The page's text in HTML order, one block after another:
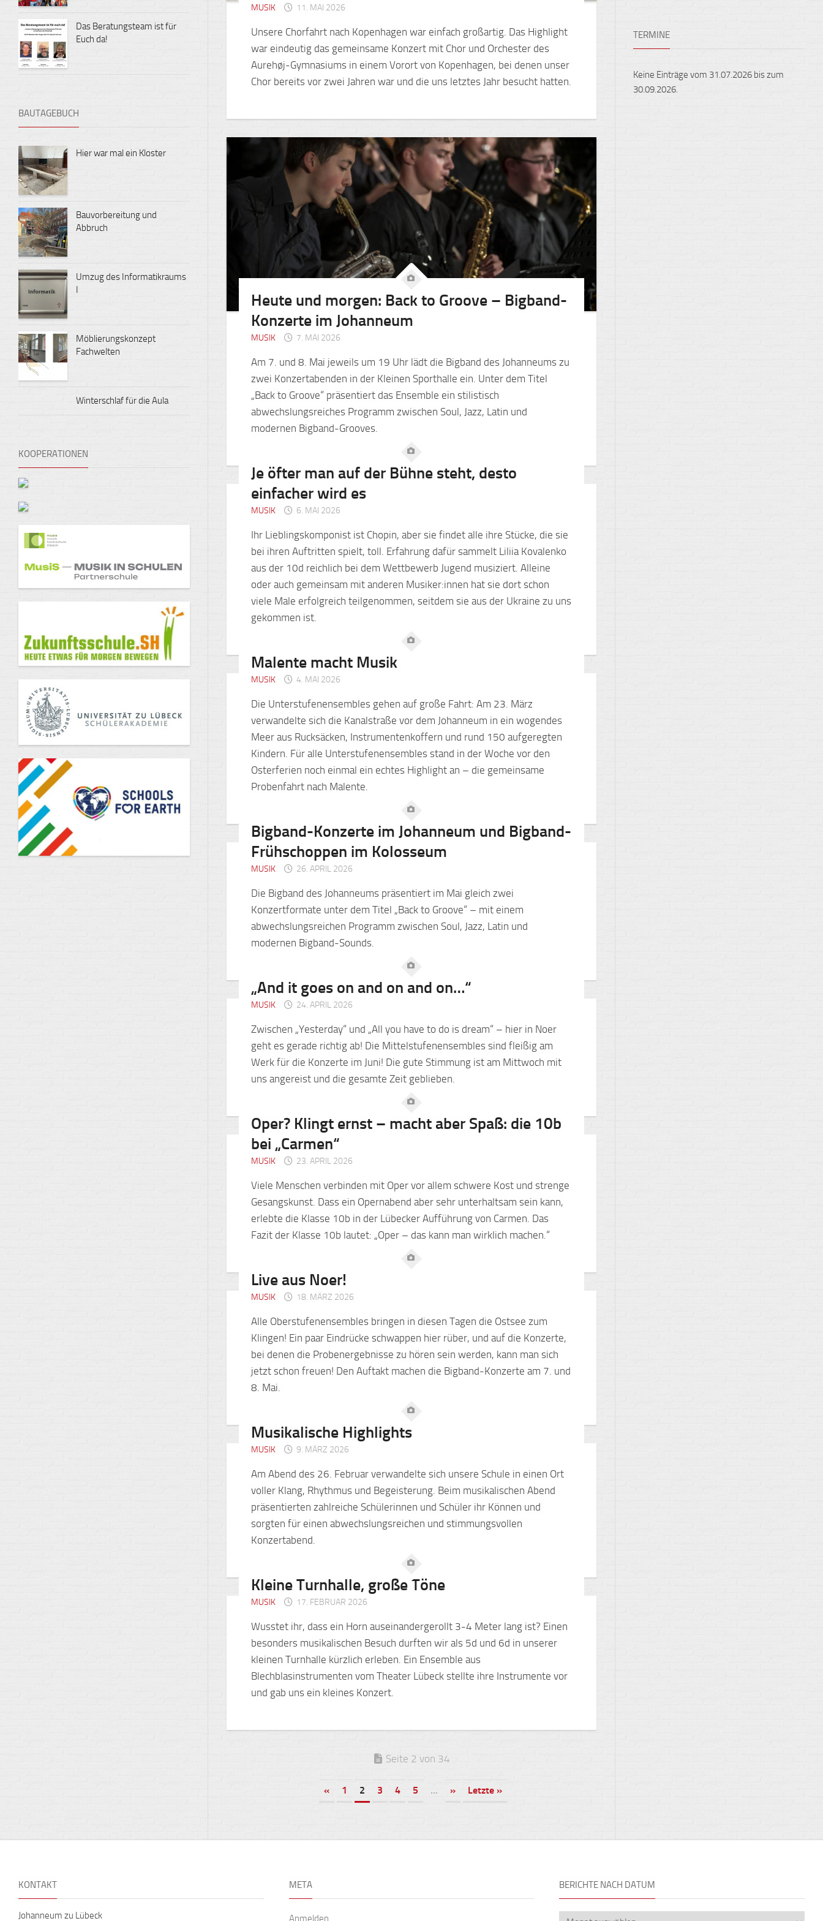
Orientierung
Feste,
Konzerte
Ausstellungen
MUSIK 11. MAI 2026
Unsere Chorfahrt nach Kopenhagen war einfach großartig. Das Highlight
war eindeutig das gemeinsame Konzert mit Chor und Orchester des
Aurehøj-Gymnasiums in einem Vorort von Kopenhagen, bei denen unser
Chor bereits vor zwei Jahren war und die uns letztes Jahr besucht hatten.
Heute und morgen: Back to Groove – Bigband-
Konzerte im Johanneum
MUSIK 7. MAI 2026
Am 7. und 8. Mai jeweils um 19 Uhr lädt die Bigband des Johanneums zu
zwei Konzertabenden in der Kleinen Sporthalle ein. Unter dem Titel
„Back to Groove“ präsentiert das Ensemble ein stilistisch
abwechslungsreiches Programm zwischen Soul, Jazz, Latin und
modernen Bigband-Grooves.
Je öfter man auf der Bühne steht, desto
einfacher wird es
MUSIK 6. MAI 2026
Ihr Lieblingskomponist ist Chopin, aber sie findet alle ihre Stücke, die sie
bei ihren Auftritten spielt, toll. Erfahrung dafür sammelt Liliia Kovalenko
aus der 10d reichlich bei dem Wettbewerb Jugend musiziert. Alleine
oder auch gemeinsam mit anderen Musiker:innen hat sie dort schon
viele Male erfolgreich teilgenommen, seitdem sie aus der Ukraine zu uns
gekommen ist.
Malente macht Musik
MUSIK 4. MAI 2026
Die Unterstufenensembles gehen auf große Fahrt: Am 23. März
verwandelte sich die Kanalstraße vor dem Johanneum in ein wogendes
Meer aus Rucksäcken, Instrumentenkoffern und rund 150 aufgeregten
Kindern. Für alle Unterstufenensembles stand in der Woche vor den
Osterferien noch einmal ein echtes Highlight an – die gemeinsame
Probenfahrt nach Malente.
Bigband-Konzerte im Johanneum und Bigband-
Frühschoppen im Kolosseum
MUSIK 26. APRIL 2026
Die Bigband des Johanneums präsentiert im Mai gleich zwei
Konzertformate unter dem Titel „Back to Groove“ – mit einem
abwechslungsreichen Programm zwischen Soul, Jazz, Latin und
modernen Bigband-Sounds.
„And it goes on and on and on…“
MUSIK 24. APRIL 2026
Zwischen „Yesterday“ und „All you have to do is dream“ – hier in Noer
geht es gerade richtig ab! Die Mittelstufenensembles sind fleißig am
Werk für die Konzerte im Juni! Die gute Stimmung ist am Mittwoch mit
uns angereist und die gesamte Zeit geblieben.
Oper? Klingt ernst – macht aber Spaß: die 10b
bei „Carmen“
MUSIK 23. APRIL 2026
Viele Menschen verbinden mit Oper vor allem schwere Kost und strenge
Gesangskunst. Dass ein Opernabend aber sehr unterhaltsam sein kann,
erlebte die Klasse 10b in der Lübecker Aufführung von Carmen. Das
Fazit der Klasse 10b lautet: „Oper – das kann man wirklich machen.“
Live aus Noer!
MUSIK 18. MÄRZ 2026
Alle Oberstufenensembles bringen in diesen Tagen die Ostsee zum
Klingen! Ein paar Eindrücke schwappen hier rüber, und auf die Konzerte,
bei denen die Probenergebnisse zu hören sein werden, kann man sich
jetzt schon freuen! Den Auftakt machen die Bigband-Konzerte am 7. und
8. Mai.
Musikalische Highlights
MUSIK 9. MÄRZ 2026
Am Abend des 26. Februar verwandelte sich unsere Schule in einen Ort
voller Klang, Rhythmus und Begeisterung. Beim musikalischen Abend
präsentierten zahlreiche Schülerinnen und Schüler ihr Können und
sorgten für einen abwechslungsreichen und stimmungsvollen
Konzertabend.
Kleine Turnhalle, große Töne
MUSIK 17. FEBRUAR 2026
Wusstet ihr, dass ein Horn auseinandergerollt 3-4 Meter lang ist? Einen
besonders musikalischen Besuch durften wir als 5d und 6d in unserer
kleinen Turnhalle kürzlich erleben. Ein Ensemble aus
Blechblasinstrumenten vom Theater Lübeck stellte ihre Instrumente vor
und gab uns ein kleines Konzert.
Seite 2 von 34
« 1 2 3 4 5 ... » Letzte »
Das Beratungsteam ist für
Euch da!
BAUTAGEBUCH
Hier war mal ein Kloster
Bauvorbereitung und
Abbruch
Umzug des Informatikraums
I
Möblierungskonzept
Fachwelten
Winterschlaf für die Aula
KOOPERATIONEN
TERMINE
Keine Einträge vom 31.07.2026 bis zum
30.09.2026.
KONTAKT
Johanneum zu Lübeck
META
Anmelden
BERICHTE NACH DATUM